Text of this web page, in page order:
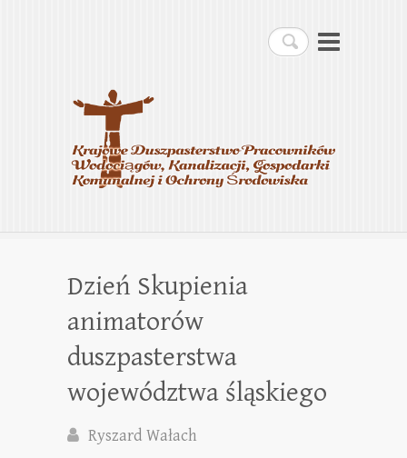
Szukaj
Krajowe Duszpasterstwo
Pracowników
Wodociągów, Kanalizacji,
Gospodarki Komunalnej i
Ochrony Środowiska
Dzień Skupienia
animatorów
duszpasterstwa
województwa śląskiego
Ryszard Wałach